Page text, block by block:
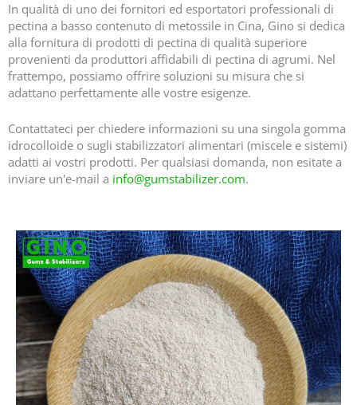
In qualità di uno dei fornitori ed esportatori professionali di
pectina a basso contenuto di metossile in Cina, Gino si dedica
alla fornitura di prodotti di pectina di qualità superiore
provenienti da produttori affidabili di pectina di agrumi. Nel
frattempo, possiamo offrire soluzioni su misura che si
adattano perfettamente alle vostre esigenze.
Contattateci per chiedere informazioni su una singola gomma
idrocolloide o sugli stabilizzatori alimentari (miscele e sistemi)
adatti ai vostri prodotti. Per qualsiasi domanda, non esitate a
inviare un'e-mail a info@gumstabilizer.com.